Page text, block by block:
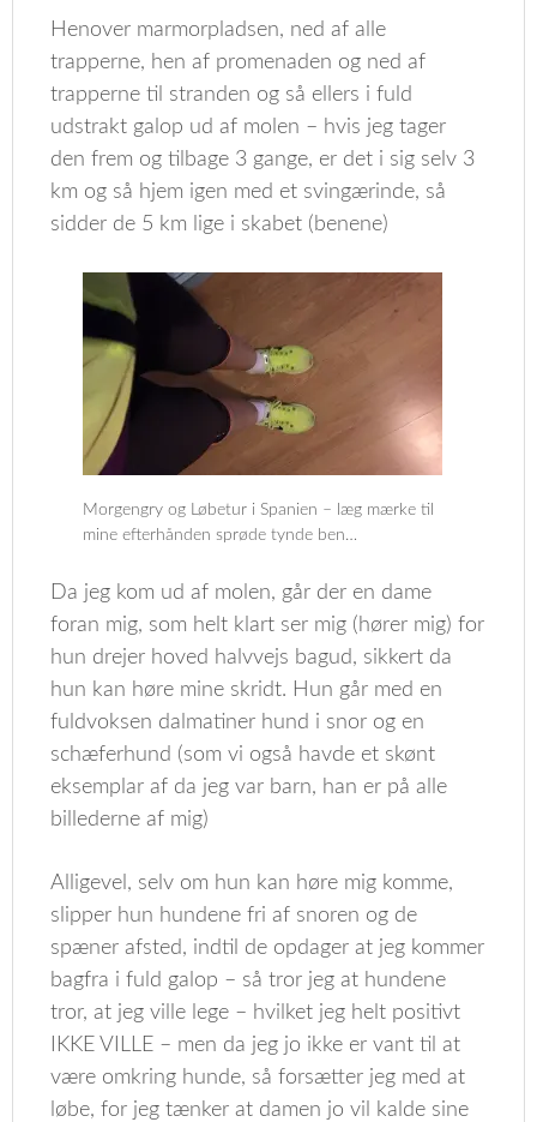
Henover marmorpladsen, ned af alle
trapperne, hen af promenaden og ned af
trapperne til stranden og så ellers i fuld
udstrakt galop ud af molen – hvis jeg tager
den frem og tilbage 3 gange, er det i sig selv 3
km og så hjem igen med et svingærinde, så
sidder de 5 km lige i skabet (benene)
Morgengry og Løbetur i Spanien – læg mærke til
mine efterhånden sprøde tynde ben…
Da jeg kom ud af molen, går der en dame
foran mig, som helt klart ser mig (hører mig) for
hun drejer hoved halvvejs bagud, sikkert da
hun kan høre mine skridt. Hun går med en
fuldvoksen dalmatiner hund i snor og en
schæferhund (som vi også havde et skønt
eksemplar af da jeg var barn, han er på alle
billederne af mig)
Alligevel, selv om hun kan høre mig komme,
slipper hun hundene fri af snoren og de
spæner afsted, indtil de opdager at jeg kommer
bagfra i fuld galop – så tror jeg at hundene
tror, at jeg ville lege – hvilket jeg helt positivt
IKKE VILLE – men da jeg jo ikke er vant til at
være omkring hunde, så forsætter jeg med at
løbe, for jeg tænker at damen jo vil kalde sine